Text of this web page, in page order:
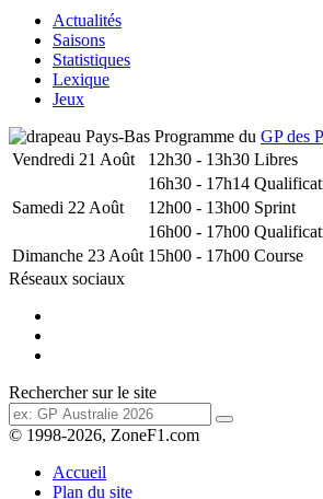
Actualités
Saisons
Statistiques
Lexique
Jeux
Programme du GP des
Vendredi 21 Août
12h30 - 13h30 Libres
16h30 - 17h14
Samedi 22 Août
12h00 - 13h00 Sprint
16h00 - 17h00
Dimanche 23 Août 15h00 - 17h00 Course
Réseaux sociaux
Rechercher sur le site
© 1998-2026, ZoneF1.com
Accueil
Plan du site